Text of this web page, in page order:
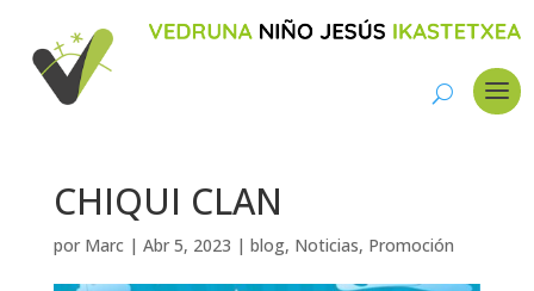
CHIQUI CLAN
por Marc| Abr 5, 2023 | blog, Noticias, Promoción